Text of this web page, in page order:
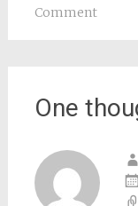
Comment
One